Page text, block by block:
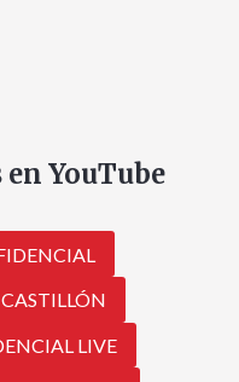
YouTube
LIVE